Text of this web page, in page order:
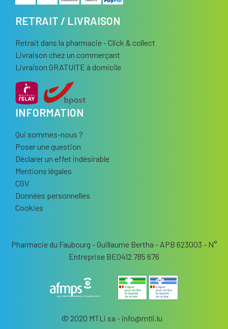
RETRAIT / LIVRAISON
Retrait dans la pharmacie - Click & collect
Livraison chez un commerçant
Livraison GRATUITE à domicile
INFORMATION
Qui sommes-nous ?
Poser une question
Déclarer un effet indésirable
Mentions légales
CGV
Données personnelles
Cookies
Pharmacie du Faubourg - Guillaume Bertha - APB 623003 - N°
Entreprise BE0412 785 676
© 2020 MTLi sa - info@mtli.lu